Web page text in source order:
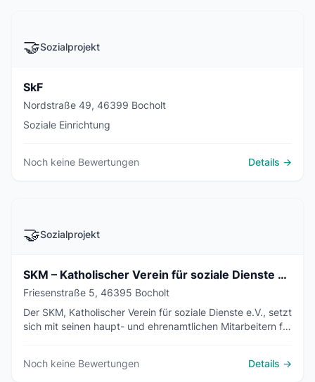
🤝Sozialprojekt
SkF
Nordstraße 49, 46399 Bocholt
Soziale Einrichtung
Noch keine Bewertungen Details →
🤝Sozialprojekt
SKM – Katholischer Verein für soziale Dienste Bocholt e.V.
Friesenstraße 5, 46395 Bocholt
Der SKM, Katholischer Verein für soziale Dienste e.V., setzt
sich mit seinen haupt- und ehrenamtlichen Mitarbeitern für
oder Stand ...
Noch keine Bewertungen Details →